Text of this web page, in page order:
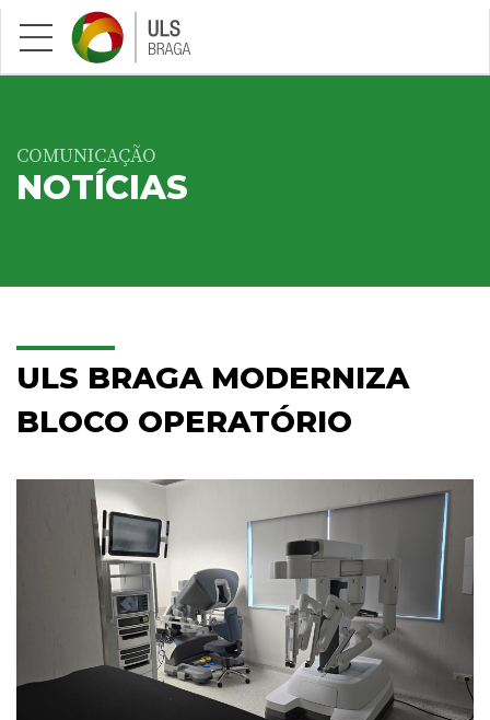
Saltar para conteúdo principal
COMUNICAÇÃO
NOTÍCIAS
ULS BRAGA MODERNIZA
BLOCO OPERATÓRIO